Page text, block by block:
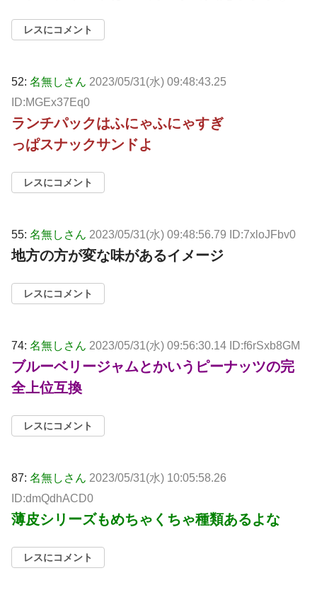
レスにコメント
52: 名無しさん 2023/05/31(水) 09:48:43.25
ID:MGEx37Eq0
ランチパックはふにゃふにゃすぎ
っぱスナックサンドよ
レスにコメント
55: 名無しさん 2023/05/31(水) 09:48:56.79 ID:7xloJFbv0
地方の方が変な味があるイメージ
レスにコメント
74: 名無しさん 2023/05/31(水) 09:56:30.14 ID:f6rSxb8GM
ブルーベリージャムとかいうピーナッツの完
全上位互換
レスにコメント
87: 名無しさん 2023/05/31(水) 10:05:58.26
ID:dmQdhACD0
薄皮シリーズもめちゃくちゃ種類あるよな
レスにコメント